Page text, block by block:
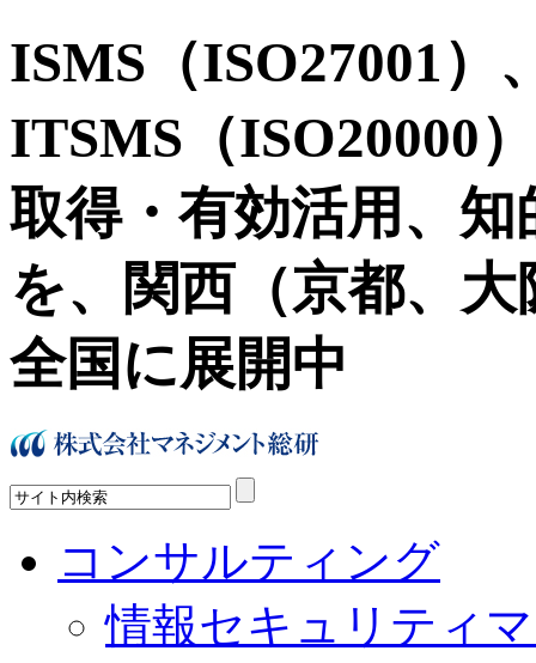
ISMS（ISO27001）
ITSMS（ISO20000
取得・有効活用、
を、関西（京都、
全国に展開中
コンサルティング
情報セキュリティ